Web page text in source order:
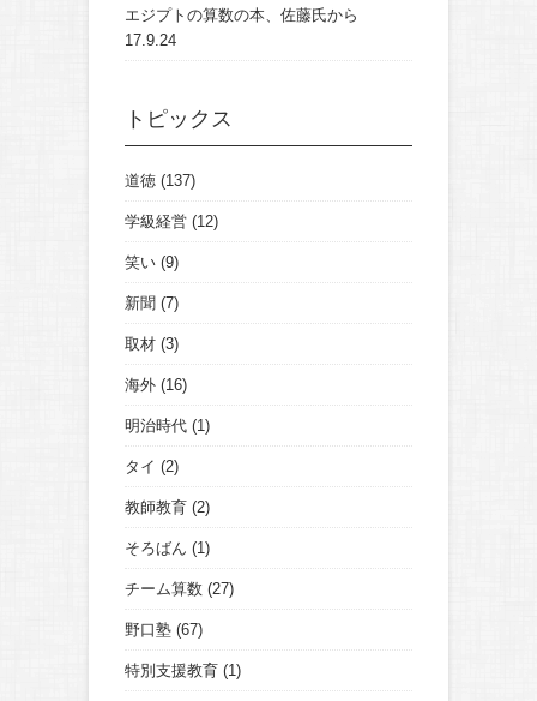
エジプトの算数の本、佐藤氏から
17.9.24
トピックス
道徳 (137)
学級経営 (12)
笑い (9)
新聞 (7)
取材 (3)
海外 (16)
明治時代 (1)
タイ (2)
教師教育 (2)
そろばん (1)
チーム算数 (27)
野口塾 (67)
特別支援教育 (1)